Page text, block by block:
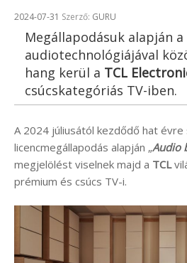
Beküldve:
2024-07-31 Szerző: GURU
Megállapodásuk alapján a
audiotechnológiájával
hang kerül a TCL
csúcskategóriás TV-iben.
A 2024 júliusától kezdődő hat évre
licencmegállapodás alapján „Audio
megjelölést viselnek majd a TCL
prémium és csúcs TV-i.